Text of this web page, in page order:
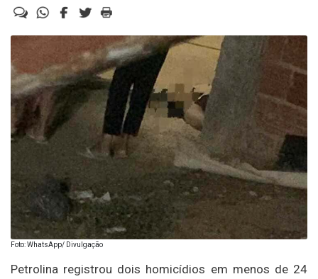
Foto: WhatsApp/ Divulgação
Petrolina registrou dois homicídios em menos de 24